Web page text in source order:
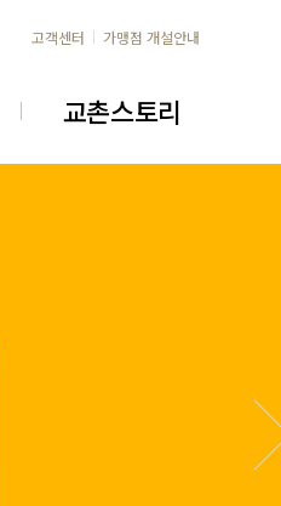
고객센터
가맹점 개설안내
교촌스토리